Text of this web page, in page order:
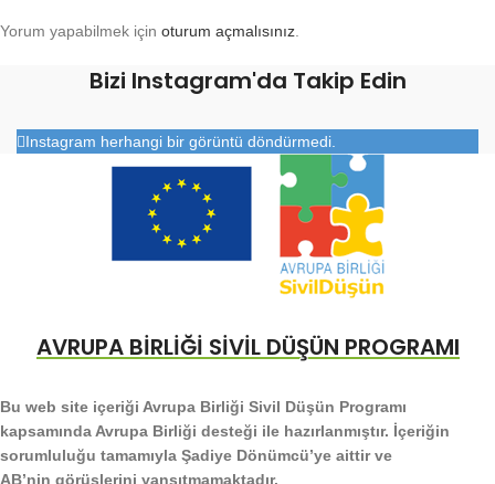
Yorum yapabilmek için oturum açmalısınız.
Bizi Instagram'da Takip Edin
Instagram herhangi bir görüntü döndürmedi.
AVRUPA BİRLİĞİ SİVİL DÜŞÜN PROGRAMI
Bu web site içeriği Avrupa Birliği Sivil Düşün Programı
kapsamında Avrupa Birliği desteği ile hazırlanmıştır. İçeriğin
sorumluluğu tamamıyla Şadiye Dönümcü’ye aittir ve
AB’nin görüşlerini yansıtmamaktadır.